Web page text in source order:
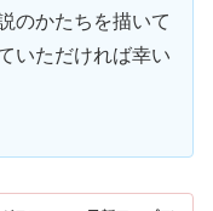
のかたちを描いて
いただければ幸い